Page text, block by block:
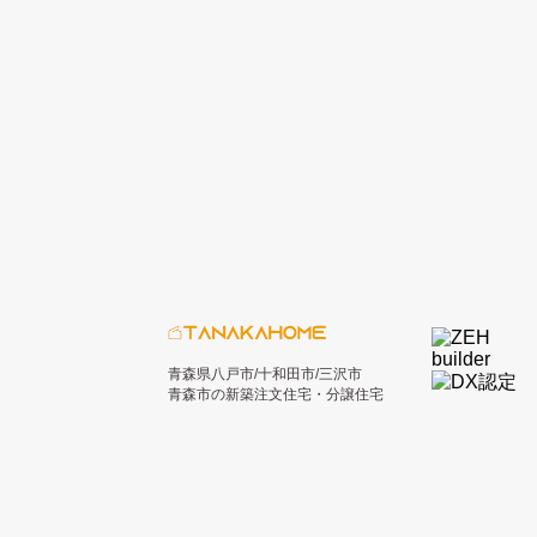
青森県八戸市/十和田市/三沢市
青森市の新築注文住宅・分譲住宅